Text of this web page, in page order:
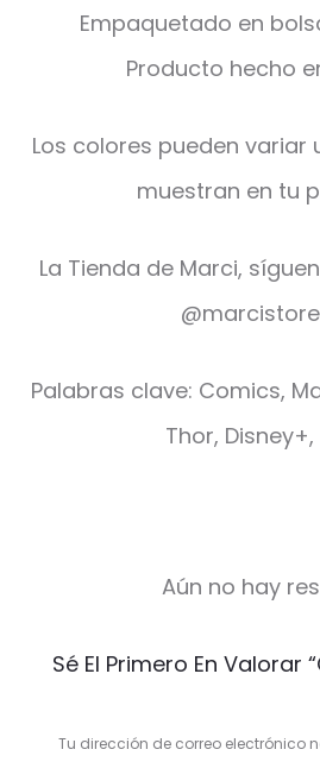
Empaquetado en
Producto hecho
Los colores pueden
muestran en tu
La Tienda de Marci,
Palabras clave: Comics,
Thor, Disney+,
Aún no hay
Sé El Primero En Valorar
Tu dirección de correo electrónico